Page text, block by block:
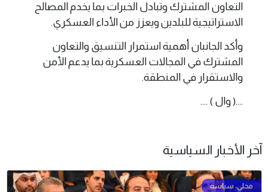
التعاون المشترك وتبادل الخبرات بما يخدم المصالح
الاستراتيجية للبلدين ويعزز من الأداء العسكري.
وأكد الجانبان أهمية استمرار التنسيق والتعاون
المشترك في المجالات العسكرية بما يدعم الأمن
والاستقرار في المنطقة.
....( وال ) ....
آخر الأخبار السياسية